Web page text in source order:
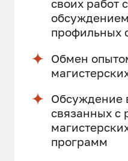
своих работ
профильных
Обмен
Обсуждение
связанных с
программ